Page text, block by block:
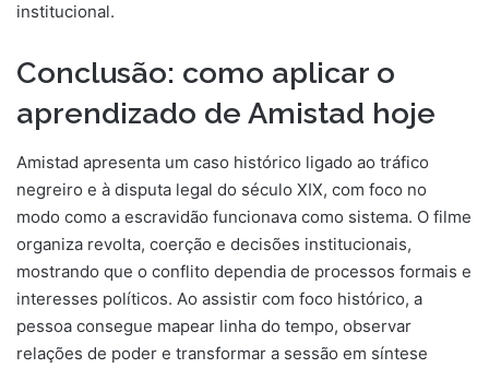
institucional.
Conclusão: como aplicar o
aprendizado de Amistad hoje
Amistad apresenta um caso histórico ligado ao tráfico
negreiro e à disputa legal do século XIX, com foco no
modo como a escravidão funcionava como sistema. O filme
organiza revolta, coerção e decisões institucionais,
mostrando que o conflito dependia de processos formais e
interesses políticos. Ao assistir com foco histórico, a
pessoa consegue mapear linha do tempo, observar
relações de poder e transformar a sessão em síntese